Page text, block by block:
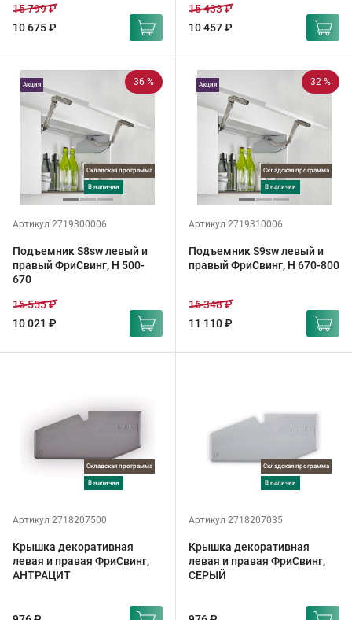
10 675 ₽
15 799 ₽
10 457 ₽
15 433 ₽
36 %
Складская программа
в наличии
Акция
Артикул 2719300006
Подъемник S8sw левый и
правый ФриСвинг, H 500-
670
10 021 ₽
15 555 ₽
32 %
Складская программа
в наличии
Акция
Артикул 2719310006
Подъемник S9sw левый и
правый ФриСвинг, H 670-800
11 110 ₽
16 348 ₽
Складская программа
в наличии
Артикул 2718207500
Крышка декоративная
левая и правая ФриСвинг,
АНТРАЦИТ
Складская программа
в наличии
Артикул 2718207035
Крышка декоративная
левая и правая ФриСвинг,
СЕРЫЙ